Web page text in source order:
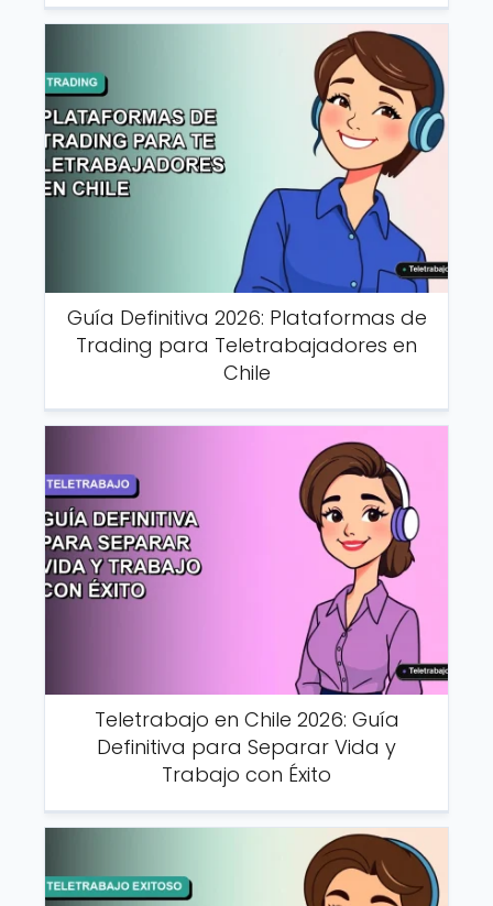
Guía Definitiva 2026: Plataformas de
Trading para Teletrabajadores en
Chile
Teletrabajo en Chile 2026: Guía
Definitiva para Separar Vida y
Trabajo con Éxito